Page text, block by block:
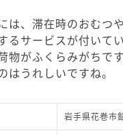
は、滞在時のおむつ
るサービスが付いて
物がふくらみがちで
はうれしいですね。
岩手県花巻市